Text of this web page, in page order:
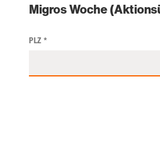
Migros Woche
PLZ *